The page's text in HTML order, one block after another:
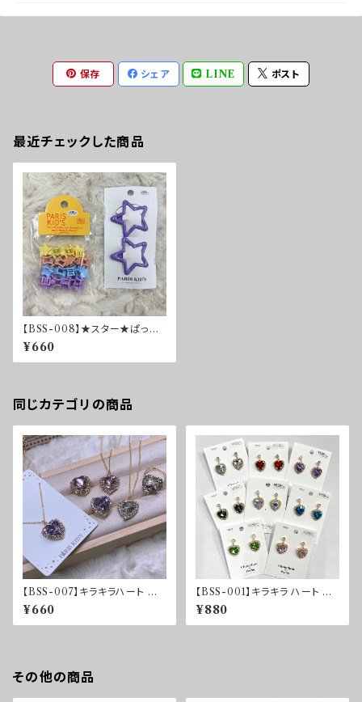
保存 シェア LINE ポスト
最近チェックした商品
【BSS-008】★スター★ぱっち
んピン＆ミニクリップSET
¥660
同じカテゴリの商品
【BSS-007】キラキラハート ビ
ジュー ネックレス & リングSET
¥660
【BSS-001】キラキラ ハート ビ
ジュー イヤーアクセサリー & リ
ング SET
¥880
その他の商品